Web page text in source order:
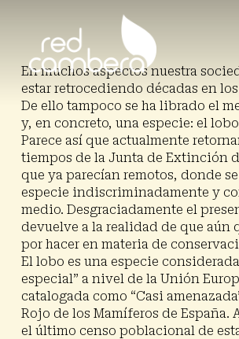
content
En muchos aspectos nuestra
estar retrocediendo décadas en
De ello tampoco se ha librado el
y, en concreto, una especie: el
Parece así que actualmente
tiempos de la Junta de Extinción
que ya parecían remotos, donde
especie indiscriminadamente y
medio. Desgraciadamente el
devuelve a la realidad de que aún
por hacer en materia de
El lobo es una especie
especial” a nivel de la Unión
catalogada como “Casi
Rojo de los Mamíferos de España.
el último censo poblacional de